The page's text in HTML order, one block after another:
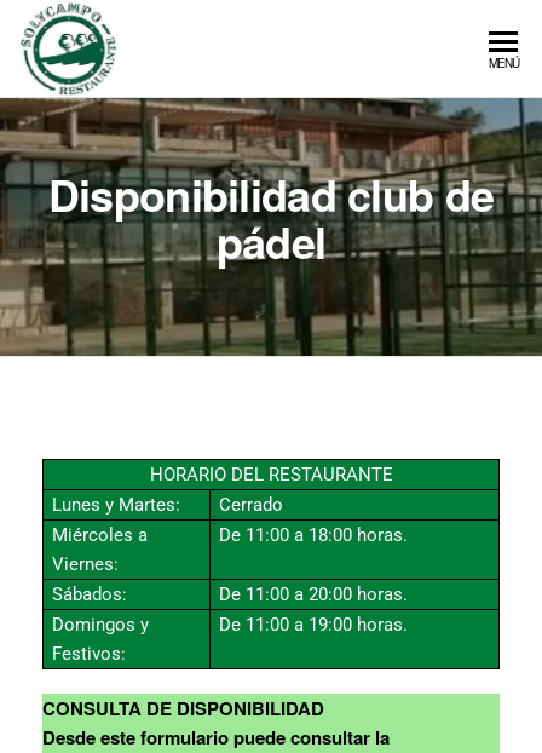
pádel en
Miraflores
de la Sierra
MENÚ
Disponibilidad club de
pádel
HORARIO DEL RESTAURANTE
Lunes y Martes:
Cerrado
Miércoles a
Viernes:
De 11:00 a 18:00 horas.
Sábados:
De 11:00 a 20:00 horas.
Domingos y
Festivos:
De 11:00 a 19:00 horas.
CONSULTA DE DISPONIBILIDAD
Desde este formulario puede consultar la